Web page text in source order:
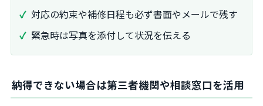
対応の約束や補修日程も必ず書面やメールで残す
緊急時は写真を添付して状況を伝える
納得できない場合は第三者機関や相談窓口を活用